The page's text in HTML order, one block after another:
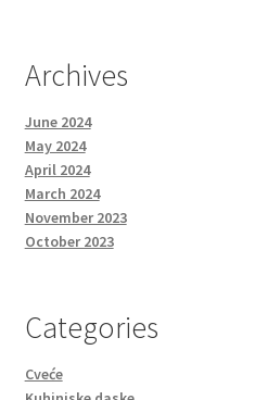
Archives
June 2024
May 2024
April 2024
March 2024
November 2023
October 2023
Categories
Cveće